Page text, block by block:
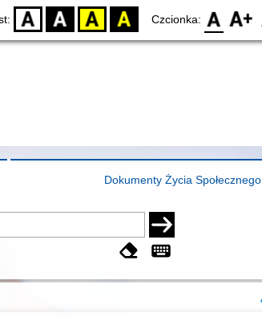
D BW YB BY Czcionka: F0 F1
Dokumenty Życia Społecznego